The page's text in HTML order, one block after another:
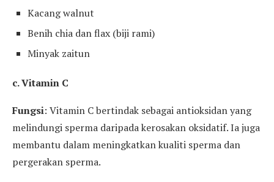
Kacang walnut
Benih chia dan flax (biji rami)
Minyak zaitun
c. Vitamin C
Fungsi: Vitamin C bertindak sebagai antioksidan yang
melindungi sperma daripada kerosakan oksidatif. Ia juga
membantu dalam meningkatkan kualiti sperma dan
pergerakan sperma.